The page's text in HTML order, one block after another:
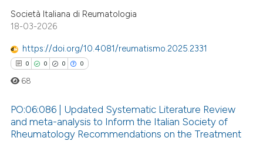
how this article has been
shows how a scientific paper
cited by providing the
describing whether
mentions, or contrasts
Società Italiana di Reumatologia
18-03-2026
https://doi.org/10.4081/reumatismo.2025.2331
0 0 0 0
Citing Publications
68
PO:06:086 | Updated Systematic Literature Review
and meta-analysis to Inform the Italian Society of
Rheumatology Recommendations on the Treatment